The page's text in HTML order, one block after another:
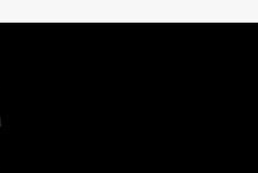
de una terraza amplia,
de almacenamiento
exuberantes, cuatro
a solo 15 minutos de